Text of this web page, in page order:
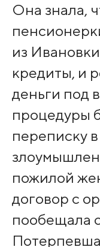
Она знала,
из
кредиты, и
деньги под
процедуры
переписку
пожилой
договор с
пообещала